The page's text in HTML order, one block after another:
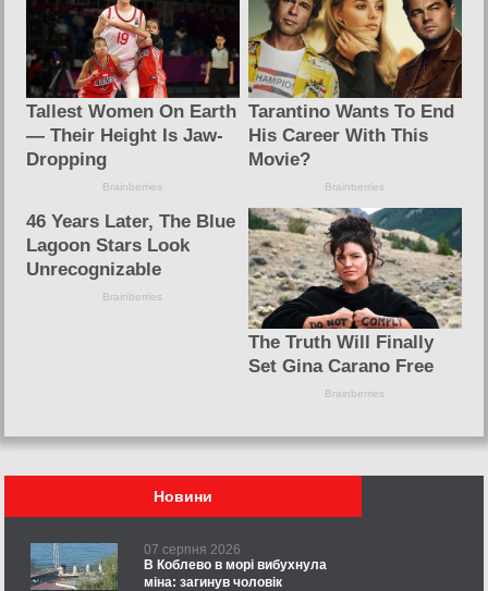
Новини
07 серпня 2026
В Коблево в морі вибухнула
міна: загинув чоловік